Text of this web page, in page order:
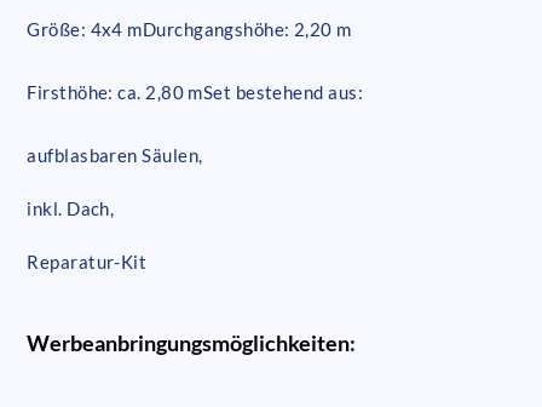
Größe: 4x4 mDurchgangshöhe: 2,20 m
Firsthöhe: ca. 2,80 mSet bestehend aus:
aufblasbaren Säulen,
inkl. Dach,
Reparatur-Kit
Werbeanbringungsmöglichkeiten: